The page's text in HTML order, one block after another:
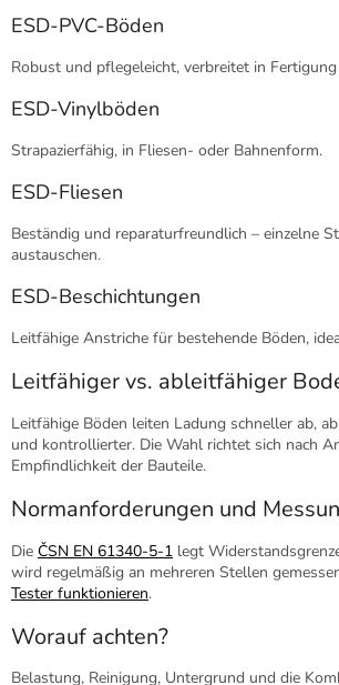
ESD-PVC-Böden
Robust und pflegeleicht, verbreitet in
ESD-Vinylböden
Strapazierfähig, in Fliesen- oder Bahnenform.
ESD-Fliesen
Beständig und reparaturfreundlich – einzelne
austauschen.
ESD-Beschichtungen
Leitfähige Anstriche für bestehende Böden,
Leitfähiger vs. ableitfähiger
Leitfähige Böden leiten Ladung schneller ab,
und kontrollierter. Die Wahl richtet sich nach
Empfindlichkeit der Bauteile.
Normanforderungen und
Die ČSN EN 61340-5-1 legt
wird regelmäßig an mehreren Stellen
Tester funktionieren.
Worauf achten?
Belastung, Reinigung, Untergrund und die